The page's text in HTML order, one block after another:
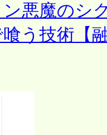
悪魔のシ
う技術【